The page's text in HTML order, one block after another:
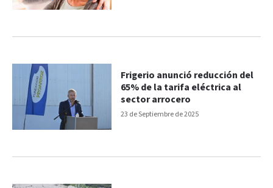
23 de Septiembre de 2025
Frigerio anunció reducción del
65% de la tarifa eléctrica al
sector arrocero